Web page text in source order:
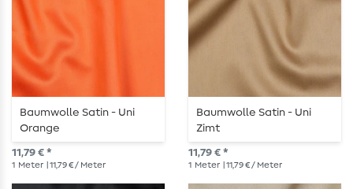
Baumwolle Satin - Uni
Orange
11,79 € *
1 Meter | 11,79 € / Meter
Baumwolle Satin - Uni
Zimt
11,79 € *
1 Meter | 11,79 € / Meter